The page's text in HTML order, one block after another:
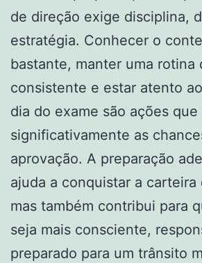
de direção exige disciplina,
estratégia. Conhecer o
bastante, manter uma rotina
consistente e estar atento
dia do exame são ações que
significativamente as
aprovação. A preparação
ajuda a conquistar a carteira
mas também contribui para
seja mais consciente,
preparado para um trânsito